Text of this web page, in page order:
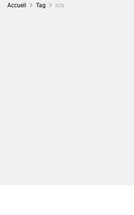
Accueil Tag lcls